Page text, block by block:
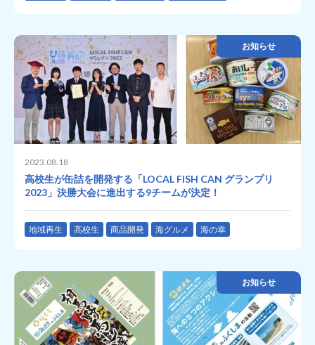
お知らせ
2023.08.18
高校生が缶詰を開発する「LOCAL FISH CAN グランプリ
2023」決勝大会に進出する9チームが決定！
地域再生 高校生 商品開発 海グルメ 海の幸
お知らせ